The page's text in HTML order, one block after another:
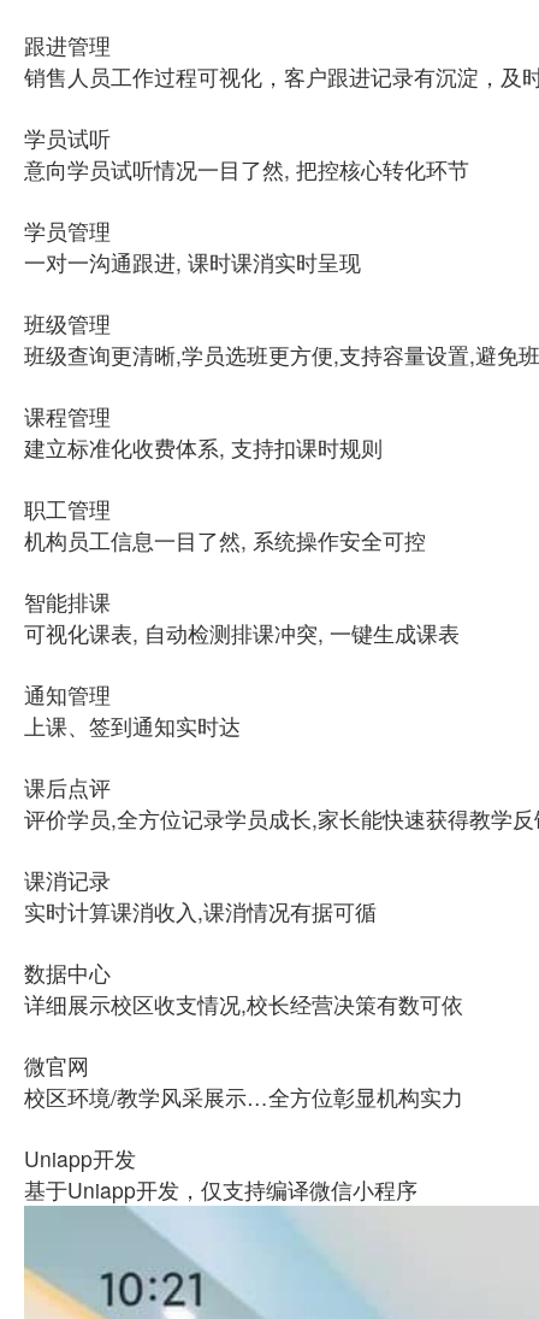
跟进管理
销售人员工作过程可视化，客户跟进记录有沉淀，及
学员试听
意向学员试听情况一目了然, 把控核心转化环节
学员管理
一对一沟通跟进, 课时课消实时呈现
班级管理
班级查询更清晰,学员选班更方便,支持容量设置,避免
课程管理
建立标准化收费体系, 支持扣课时规则
职工管理
机构员工信息一目了然, 系统操作安全可控
智能排课
可视化课表, 自动检测排课冲突, 一键生成课表
通知管理
上课、签到通知实时达
课后点评
评价学员,全方位记录学员成长,家长能快速获得教学
课消记录
实时计算课消收入,课消情况有据可循
数据中心
详细展示校区收支情况,校长经营决策有数可依
微官网
校区环境/教学风采展示…全方位彰显机构实力
Uniapp开发
基于Uniapp开发，仅支持编译微信小程序